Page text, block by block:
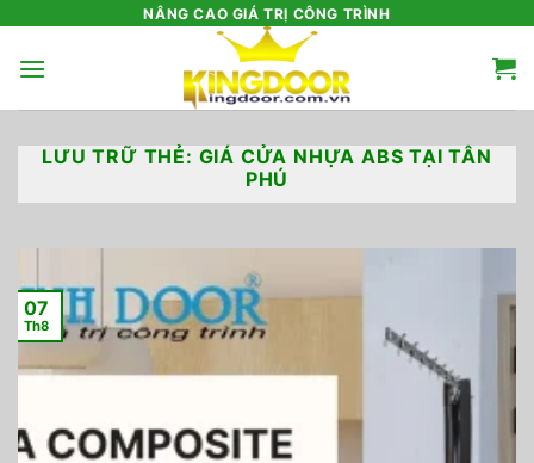
nội
NÂNG CAO GIÁ TRỊ CÔNG TRÌNH
LƯU TRỮ THẺ: GIÁ CỬA NHỰA ABS TẠI TÂN
PHÚ
07
Th8